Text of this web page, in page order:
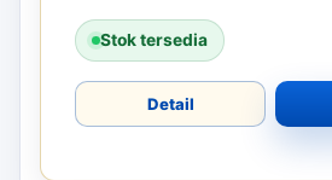
Stok tersedia
Detail